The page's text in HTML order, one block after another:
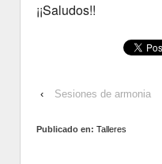
¡¡Saludos!!
‹ Sesiones de armonia
Publicado en: Talleres